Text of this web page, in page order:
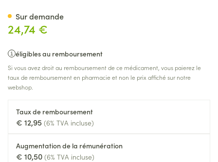
24,74 €
éligibles au remboursement
Si vous avez droit au remboursement de ce médicament, vous paierez le
taux de remboursement en pharmacie et non le prix affiché sur notre
webshop.
Taux de remboursement
€ 12,95 (6% TVA incluse)
Augmentation de la rémunération
€ 10,50 (6% TVA incluse)
Sur demande